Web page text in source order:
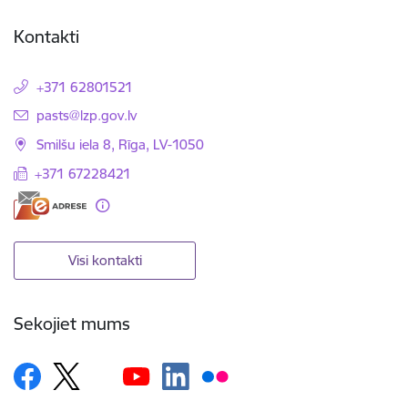
Kontakti
+371 62801521
E-pasts:
pasts@lzp.gov.lv
Smilšu iela 8, Rīga, LV-1050
+371 67228421
Visi kontakti
Sekojiet mums